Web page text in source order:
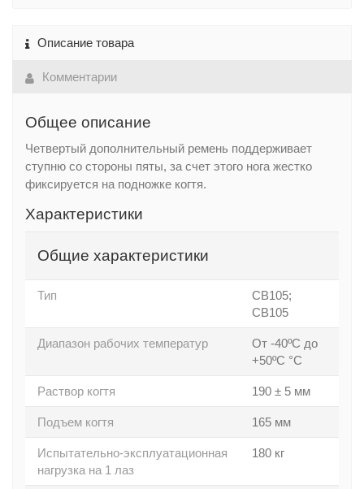
Описание товара
Комментарии
Общее описание
Четвертый дополнительный ремень поддерживает
ступню со стороны пяты, за счет этого нога жестко
фиксируется на подножке когтя.
Характеристики
Общие характеристики
Тип
СВ105;
СВ105
Диапазон рабочих температур
От -40ºС до
+50ºС °С
Раствор когтя 190 ± 5 мм
Подъем когтя 165 мм
Испытательно-эксплуатационная
нагрузка на 1 лаз
180 кг